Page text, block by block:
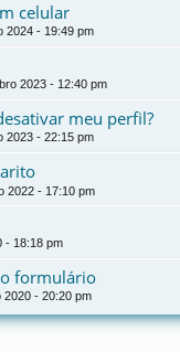
celular
2024 - 19:49 pm
2023 - 12:40 pm
meu perfil?
2023 - 22:15 pm
2022 - 17:10 pm
- 18:18 pm
formulário
2020 - 20:20 pm